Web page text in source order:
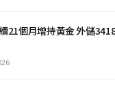
21個月增持黃金 外儲